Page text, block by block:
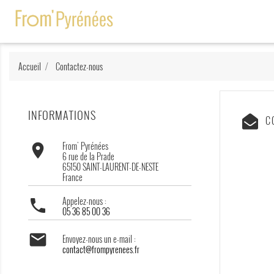
Accueil Contactez-nous
INFORMATIONS

From' Pyrénées
6 rue de la Prade
65150 SAINT-LAURENT-DE-NESTE
France

Appelez-nous :
05 36 85 00 36

Envoyez-nous un e-mail :
contact@frompyrenees.fr